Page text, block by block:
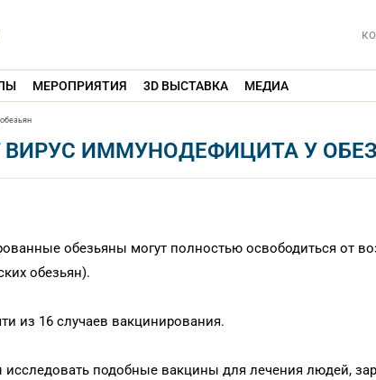
МЕРОПРИЯТИЯ 3D ВЫСТАВКА МЕДИА
ИММУНОДЕФИЦИТА У
обезьяны могут полностью освободиться от
обезьян).
из 16 случаев вакцинирования.
исследовать подобные вакцины для лечения людей,